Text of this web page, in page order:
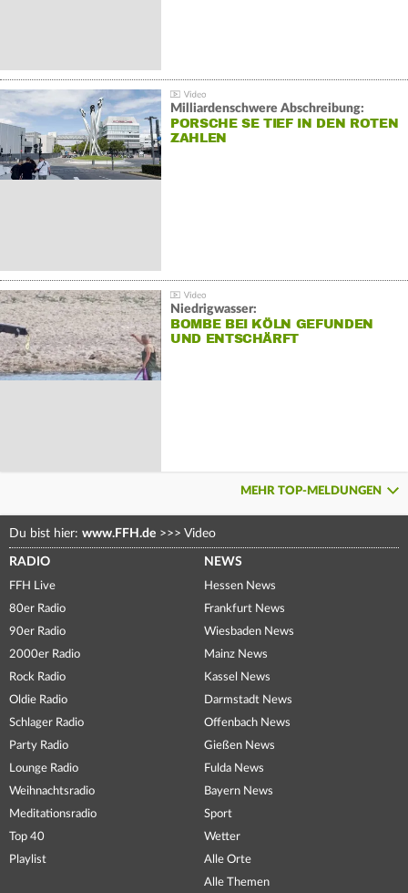
Milliardenschwere Abschreibung:
PORSCHE SE TIEF IN DEN ROTEN
ZAHLEN
Niedrigwasser:
BOMBE BEI KÖLN GEFUNDEN
UND ENTSCHÄRFT
MEHR TOP-MELDUNGEN
Du bist hier: www.FFH.de >>> Video
RADIO
FFH Live
80er Radio
90er Radio
2000er Radio
Rock Radio
Oldie Radio
Schlager Radio
Party Radio
Lounge Radio
Weihnachtsradio
Meditationsradio
Top 40
Playlist
NEWS
Hessen News
Frankfurt News
Wiesbaden News
Mainz News
Kassel News
Darmstadt News
Offenbach News
Gießen News
Fulda News
Bayern News
Sport
Wetter
Alle Orte
Alle Themen